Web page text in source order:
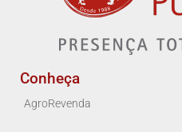
Conheça
AgroRevenda